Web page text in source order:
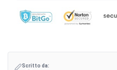
Scritto da: